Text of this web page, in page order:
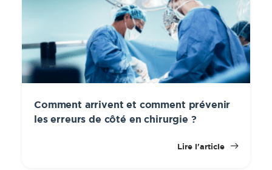
Comment arrivent et comment prévenir
les erreurs de côté en chirurgie ?
Lire l'article